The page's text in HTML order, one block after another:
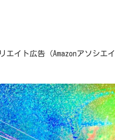
エイト広告（Amazonアソシエ